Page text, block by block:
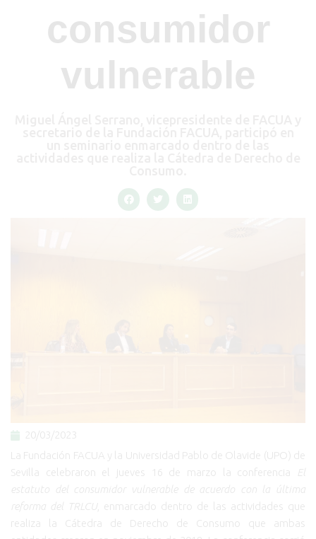
consumidor
vulnerable
20/03/2023
La Fundación FACUA y la Universidad Pablo de Olavide (UPO) de
Sevilla celebraron el jueves 16 de marzo la conferencia
El
estatuto del consumidor vulnerable de acuerdo con la última
reforma del TRLCU, enmarcado dentro de las actividades que
realiza la Cátedra de Derecho de Consumo que ambas